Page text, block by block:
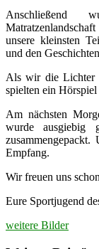
Anschließend
unsere kleinsten
und den
Als wir die Lichter
spielten ein
Am nächsten
wurde ausgiebig
Empfang.
Wir freuen uns
Eure Sportjugend
weitere Bilder